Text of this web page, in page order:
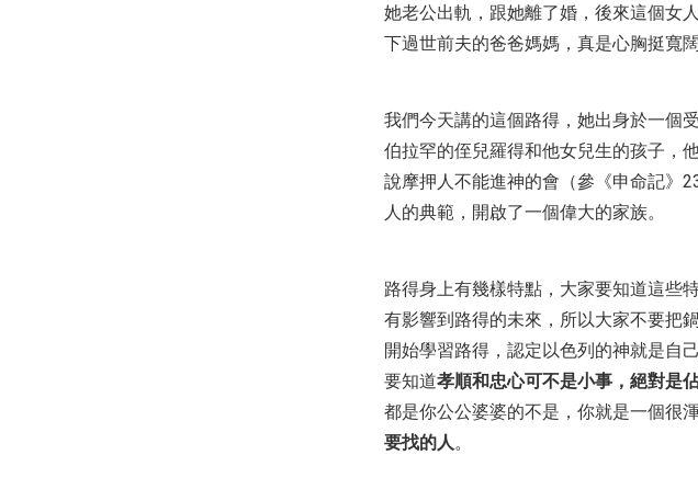
她老公出軌，跟她離了婚，後來這個女
下過世前夫的爸爸媽媽，真是心胸挺寬闊
我們今天講的這個路得，她出身於一個
伯拉罕的侄兒羅得和他女兒生的孩子，
說摩押人不能進神的會（參《申命記》
人的典範，開啟了一個偉大的家族。
路得身上有幾樣特點，大家要知道這些
有影響到路得的未來，所以大家不要把
開始學習路得，認定以色列的神就是自
要知道孝順和忠心可不是小事，絕對是
都是你公公婆婆的不是，你就是一個很
要找的人。